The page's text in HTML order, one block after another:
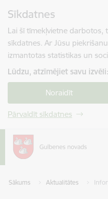
Sīkdatnes
Lai šī tīmekļvietne darbotos,
sīkdatnes. Ar Jūsu
izmantotas statistikas un
Lūdzu, atzīmējiet savu izvēli:
Noraidīt
Pārvaldīt sīkdatnes
Sākums Aktualitātes